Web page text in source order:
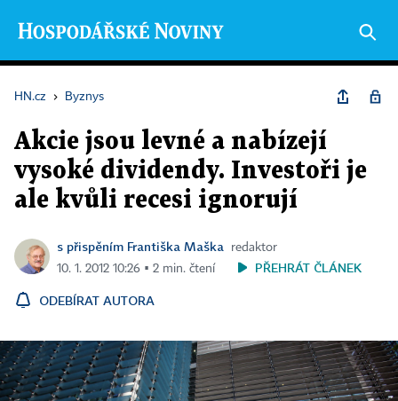
HN.cz › Byznys
Akcie jsou levné a nabízejí
vysoké dividendy. Investoři je
ale kvůli recesi ignorují
s přispěním Františka Maška
redaktor
10. 1. 2012 10:26 ▪ 2 min. čtení
PŘEHRÁT ČLÁNEK
ODEBÍRAT AUTORA